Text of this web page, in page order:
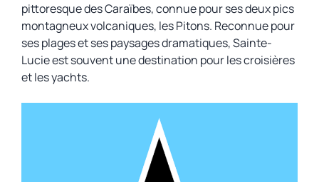
pittoresque des Caraïbes, connue pour ses deux pics
montagneux volcaniques, les Pitons. Reconnue pour
ses plages et ses paysages dramatiques, Sainte-
Lucie est souvent une destination pour les croisières
et les yachts.